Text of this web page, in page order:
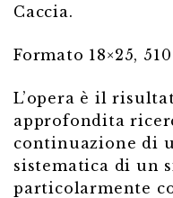
Caccia.
Formato 18×25,
L’opera è il
approfondita
continuazione di
sistematica di un
particolarmente